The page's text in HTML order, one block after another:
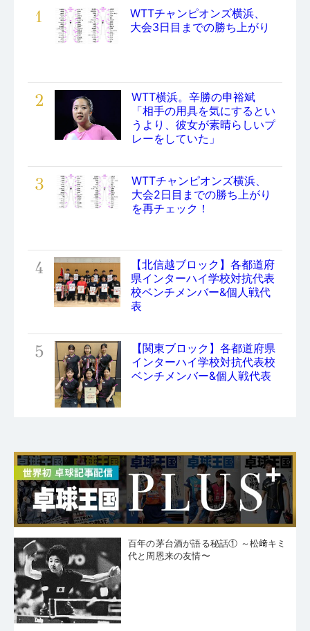
1
WTTチャンピオンズ横浜、
大会3日目までの勝ち上がり
2
WTT横浜。辛勝の申裕斌
「相手の用具を気にするとい
うより、彼女が素晴らしいプ
レーをしていた」
3
WTTチャンピオンズ横浜、
大会2日目までの勝ち上がり
を再チェック！
4
【北信越ブロック】各都道府
県インターハイ学校対抗代表
校ベンチメンバー&個人戦代
表
5
【関東ブロック】各都道府県
インターハイ学校対抗代表校
ベンチメンバー&個人戦代表
百年の茅台酒が語る秘話① ～松﨑キミ
代と周恩来の友情〜